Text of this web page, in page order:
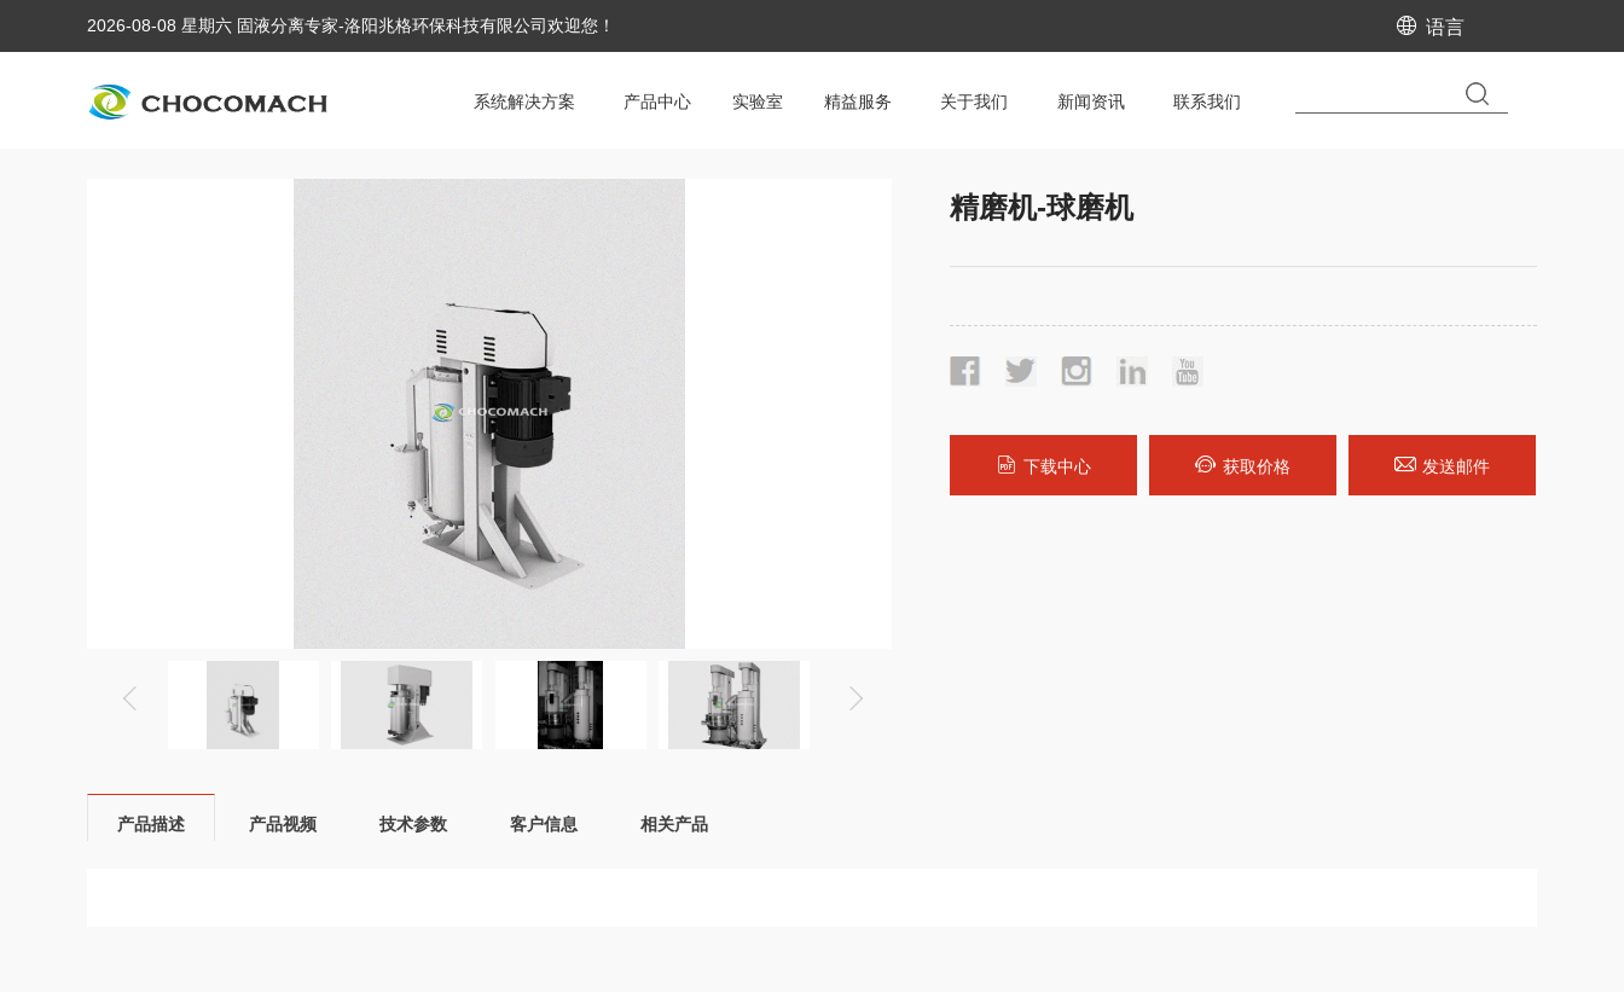
2026-08-08 星期六 固液分离专家-洛阳兆格环保科技有限公司欢迎您！ 语言
系统解决方案 产品中心 实验室 精益服务 关于我们 新闻资讯 联系我们
当前位置: 首页/产品中心/液压榨油机配套设备
精磨机-球磨机
下载中心 获取价格 发送邮件
产品描述 产品视频 技术参数 客户信息 相关产品